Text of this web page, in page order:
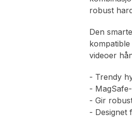
robust
Den
videoer
- Trendy
-
- Gir
- Designet